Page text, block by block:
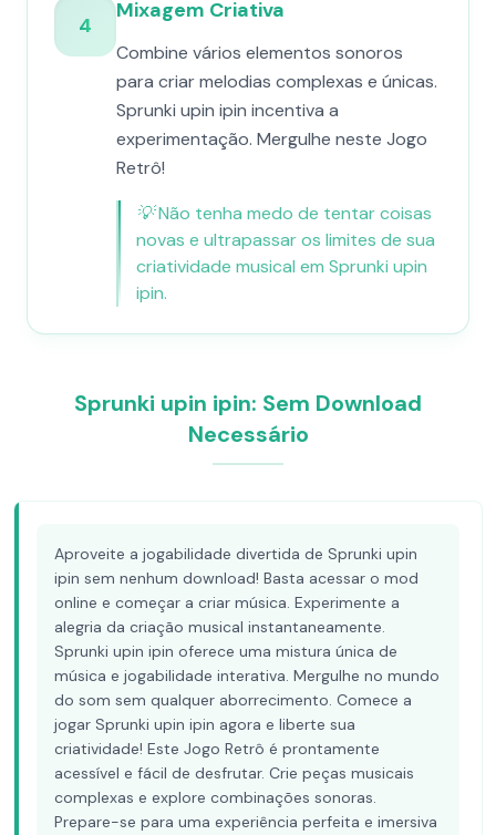
4
Mixagem Criativa
Combine vários elementos sonoros
para criar melodias complexas e únicas.
Sprunki upin ipin incentiva a
experimentação. Mergulhe neste Jogo
Retrô!
💡Não tenha medo de tentar coisas
novas e ultrapassar os limites de sua
criatividade musical em Sprunki upin
ipin.
Sprunki upin ipin: Sem Download
Necessário
Aproveite a jogabilidade divertida de Sprunki upin
ipin sem nenhum download! Basta acessar o mod
online e começar a criar música. Experimente a
alegria da criação musical instantaneamente.
Sprunki upin ipin oferece uma mistura única de
música e jogabilidade interativa. Mergulhe no mundo
do som sem qualquer aborrecimento. Comece a
jogar Sprunki upin ipin agora e liberte sua
criatividade! Este Jogo Retrô é prontamente
acessível e fácil de desfrutar. Crie peças musicais
complexas e explore combinações sonoras.
Prepare-se para uma experiência perfeita e imersiva